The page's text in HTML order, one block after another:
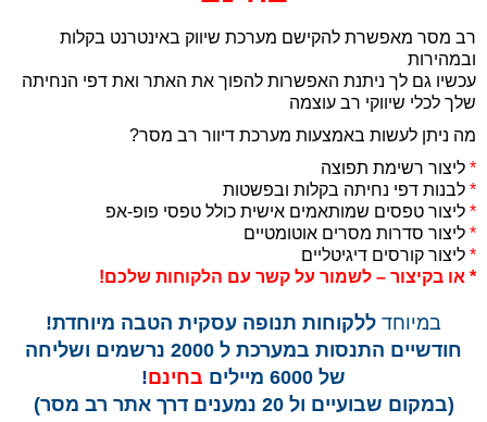
רב מסר מאפשרת להקישם מערכת שיווק באינטרנט בקלות
ובמהירות
עכשיו גם לך ניתנת האפשרות להפוך את האתר ואת דפי הנחיתה
שלך לכלי שיווקי רב עוצמה
מה ניתן לעשות באמצעות מערכת דיוור רב מסר?
* ליצור רשימת תפוצה
* לבנות דפי נחיתה בקלות ובפשטות
* ליצור טפסים שמותאמים אישית כולל טפסי פופ-אפ
* ליצור סדרות מסרים אוטומטיים
* ליצור קורסים דיגיטליים
* או בקיצור – לשמור על קשר עם הלקוחות שלכם!
במיוחד ללקוחות תנופה עסקית הטבה מיוחדת!
חודשיים התנסות במערכת ל 2000 נרשמים ושליחה
של 6000 מיילים
בחינם!
(במקום שבועיים ול 20 נמענים דרך אתר רב מסר)